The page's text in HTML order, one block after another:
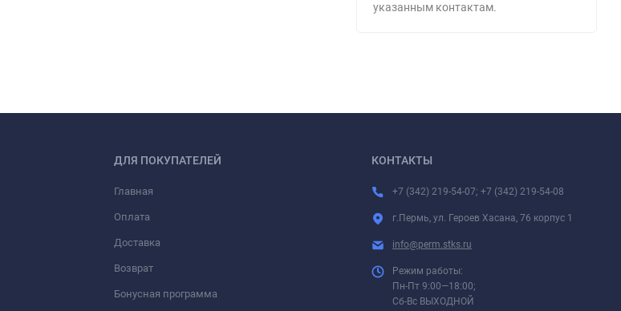
указанным контактам.
ДЛЯ ПОКУПАТЕЛЕЙ
Главная
Оплата
Доставка
Возврат
Бонусная программа
КОНТАКТЫ
+7 (342) 219-54-07; +7 (342) 219-54-08
г.Пермь, ул. Героев Хасана, 76 корпус 1
info@perm.stks.ru
Режим работы:
Пн-Пт 9:00—18:00;
Сб-Вс ВЫХОДНОЙ